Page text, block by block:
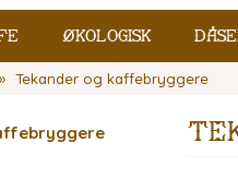
Økologisk
Tekander og kaffebryggere